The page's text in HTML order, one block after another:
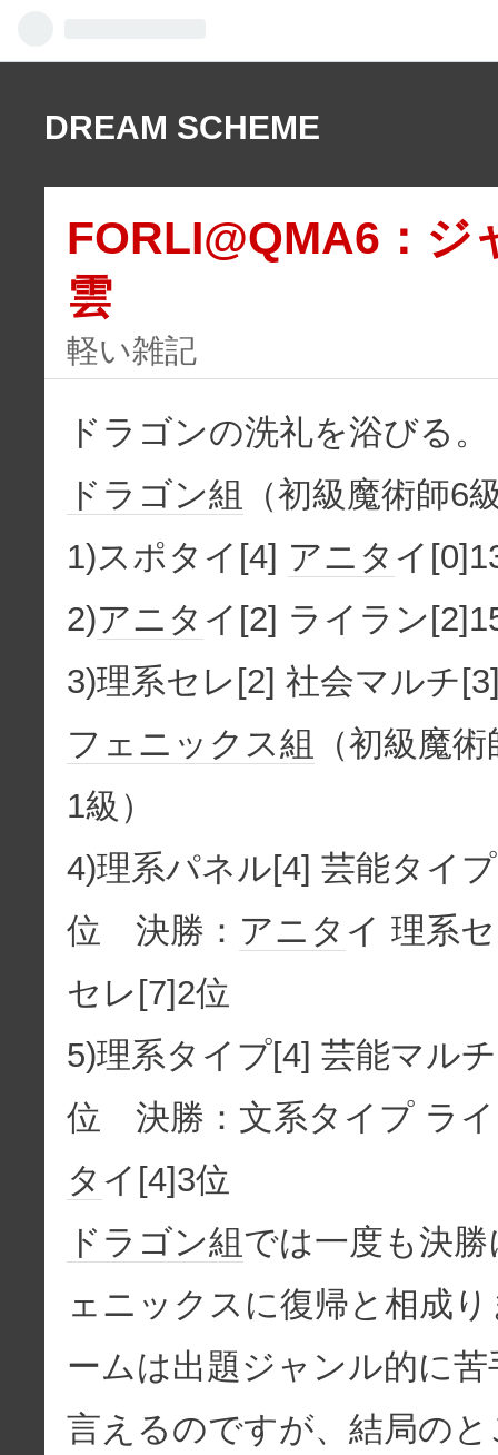
DREAM SCHEME
FORLI@QMA6：ジ
雲
軽い雑記
ドラゴンの洗礼を浴びる。
ドラゴン組
（初級魔術師
1)スポタイ[4] アニタ イ
2)アニタ イ[2] ライラン
3)理系セレ[2] 社会マルチ
フェニックス組
（初級魔
1級）
4)理系パネル[4] 芸能タイ
位 決勝： アニタ イ 理系
セレ[7]2位
5)理系タイプ[4] 芸能マル
位 決勝：文系タイプ ラ
タ イ[4]3位
ドラゴン組では一度も決
ェニックスに復帰と相成
ームは出題ジャンル的に
言えるのですが、結局の